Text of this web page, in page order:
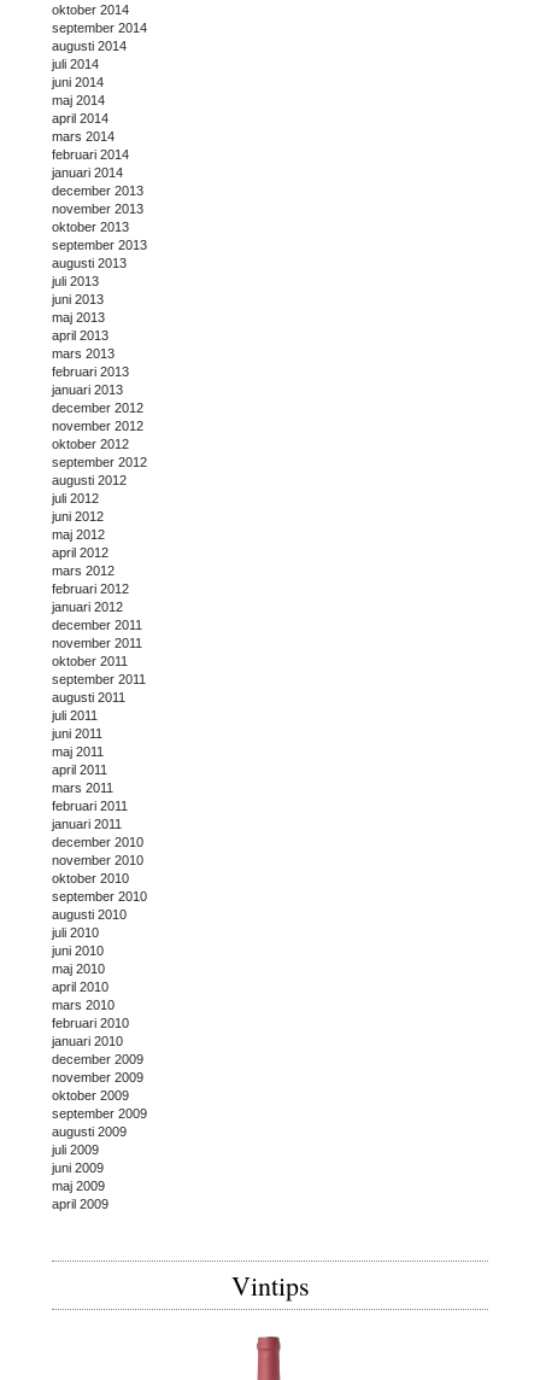
oktober 2014
september 2014
augusti 2014
juli 2014
juni 2014
maj 2014
april 2014
mars 2014
februari 2014
januari 2014
december 2013
november 2013
oktober 2013
september 2013
augusti 2013
juli 2013
juni 2013
maj 2013
april 2013
mars 2013
februari 2013
januari 2013
december 2012
november 2012
oktober 2012
september 2012
augusti 2012
juli 2012
juni 2012
maj 2012
april 2012
mars 2012
februari 2012
januari 2012
december 2011
november 2011
oktober 2011
september 2011
augusti 2011
juli 2011
juni 2011
maj 2011
april 2011
mars 2011
februari 2011
januari 2011
december 2010
november 2010
oktober 2010
september 2010
augusti 2010
juli 2010
juni 2010
maj 2010
april 2010
mars 2010
februari 2010
januari 2010
december 2009
november 2009
oktober 2009
september 2009
augusti 2009
juli 2009
juni 2009
maj 2009
april 2009
Vintips